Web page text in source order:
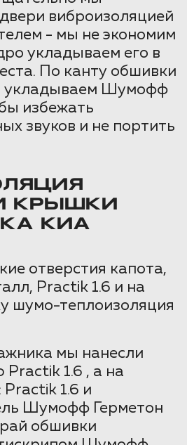
виброизоляцией
- мы не экономим
укладываем его в
По канту обшивки
укладываем Шумофф
избежать
звуков и не портить
КРЫШКИ
КИА
отверстия капота,
Practik 1.6 и на
шумо-теплоизоляция
мы нанесли
1.6 , а на
Practik 1.6 и
Шумофф Герметон
обшивки